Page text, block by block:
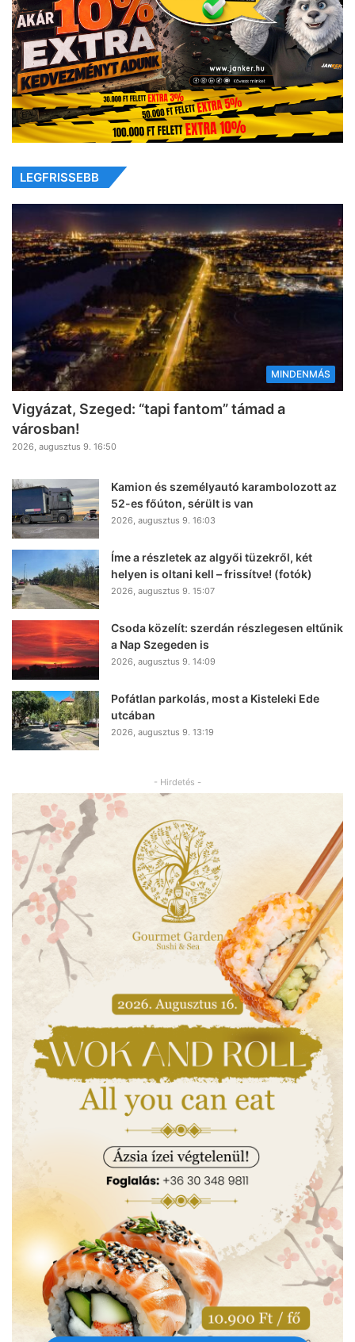
LEGFRISSEBB
MINDENMÁS
Vigyázat, Szeged: “tapi fantom” támad a
városban!
2026, augusztus 9. 16:50
Kamion és személyautó karambolozott az
52-es főúton, sérült is van
2026, augusztus 9. 16:03
Íme a részletek az algyői tüzekről, két
helyen is oltani kell – frissítve! (fotók)
2026, augusztus 9. 15:07
Csoda közelít: szerdán részlegesen eltűnik
a Nap Szegeden is
2026, augusztus 9. 14:09
Pofátlan parkolás, most a Kisteleki Ede
utcában
2026, augusztus 9. 13:19
- Hirdetés -